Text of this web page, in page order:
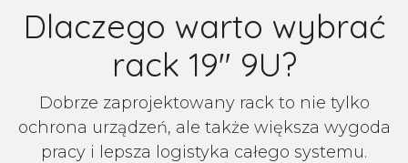
Dlaczego warto wybrać
rack 19" 9U?
Dobrze zaprojektowany rack to nie tylko
ochrona urządzeń, ale także większa wygoda
pracy i lepsza logistyka całego systemu.